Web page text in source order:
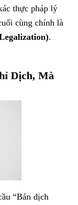
thực pháp lý
cùng chính là
.
Dịch, Mà
“Bản dịch